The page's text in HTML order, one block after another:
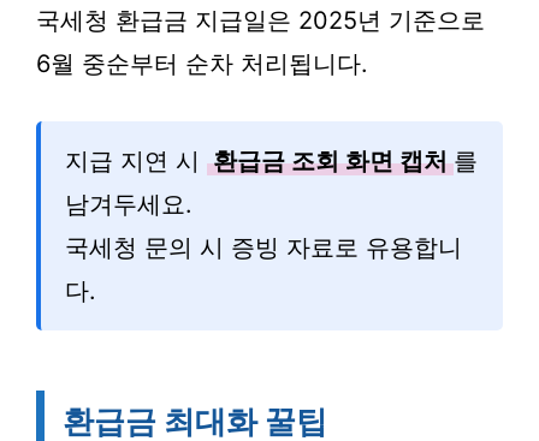
국세청 환급금 지급일은 2025년 기준으로
6월 중순부터 순차 처리됩니다.
지급 지연 시 환급금 조회 화면 캡처 를
남겨두세요.
국세청 문의 시 증빙 자료로 유용합니
다.
환급금 최대화 꿀팁